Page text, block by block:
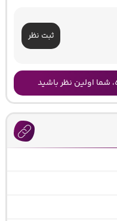
ثبت نظر
شما اولین نظر باشید